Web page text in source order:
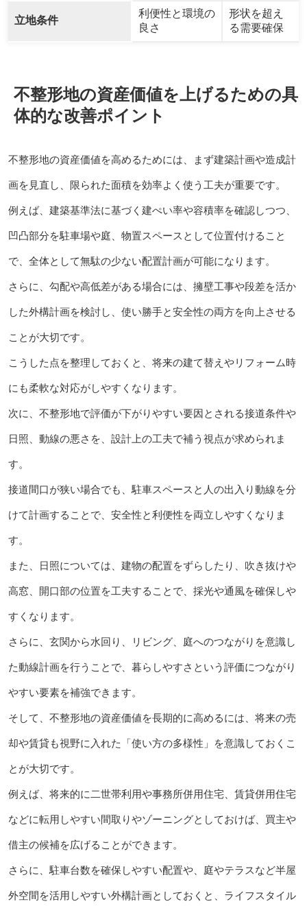
立地条件
利便性と環境の
良さ
形状を超え
る需要確保
不整形地の資産価値を上げるための具
体的な改善ポイント
不整形地の資産価値を高めるためには、まず建築計画や造成計
画を見直し、限られた面積を効率よく使う工夫が重要です。
例えば、建築基準法に基づく建ぺい率や容積率を確認しつつ、
凹凸部分を駐車場や庭、物置スペースとして位置付けること
で、全体として無駄の少ない配置計画が可能になります。
さらに、勾配や高低差がある場合には、擁壁工事や段差を活か
した外構計画を検討し、使い勝手と安全性の両方を向上させる
ことが大切です。
こうした点を整理しておくと、将来の建て替えやリフォーム時
にも柔軟な対応がしやすくなります。
次に、不整形地で評価が下がりやすい要因とされる接道条件や
日照、動線の悪さを、設計上の工夫で補う視点が求められま
す。
接道間口が狭い場合でも、駐車スペースと人の出入り動線を分
けて計画することで、安全性と利便性を両立しやすくなりま
す。
また、日照については、建物の配置をずらしたり、吹き抜けや
高窓、開口部の位置を工夫することで、採光や通風を確保しや
すくなります。
さらに、玄関から水回り、リビング、庭へのつながりを意識し
た動線計画を行うことで、暮らしやすさという評価につながり
やすい要素を補強できます。
そして、不整形地の資産価値を長期的に高めるには、将来の売
却や賃貸も視野に入れた「使い方の多様性」を意識しておくこ
とが大切です。
例えば、将来的に二世帯利用や事務所併用住宅、賃貸併用住宅
などに転用しやすい間取りやゾーニングとしておけば、買主や
借主の候補を広げることができます。
さらに、駐車台数を確保しやすい配置や、庭やテラスなど半屋
外空間を活用しやすい外構計画としておくと、ライフスタイル